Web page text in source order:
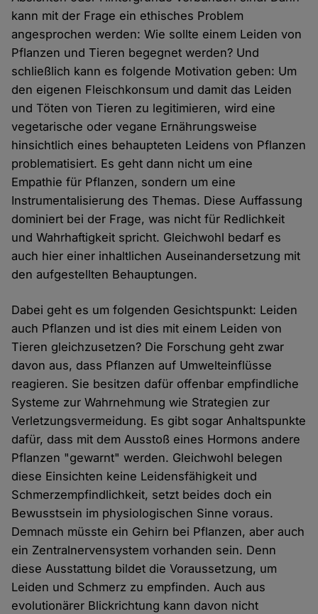
kann mit der Frage ein ethisches Problem
angesprochen werden: Wie sollte einem Leiden von
Pflanzen und Tieren begegnet werden? Und
schließlich kann es folgende Motivation geben: Um
den eigenen Fleischkonsum und damit das Leiden
und Töten von Tieren zu legitimieren, wird eine
vegetarische oder vegane Ernährungsweise
hinsichtlich eines behaupteten Leidens von Pflanzen
problematisiert. Es geht dann nicht um eine
Empathie für Pflanzen, sondern um eine
Instrumentalisierung des Themas. Diese Auffassung
dominiert bei der Frage, was nicht für Redlichkeit
und Wahrhaftigkeit spricht. Gleichwohl bedarf es
auch hier einer inhaltlichen Auseinandersetzung mit
den aufgestellten Behauptungen.
Dabei geht es um folgenden Gesichtspunkt: Leiden
auch Pflanzen und ist dies mit einem Leiden von
Tieren gleichzusetzen? Die Forschung geht zwar
davon aus, dass Pflanzen auf Umwelteinflüsse
reagieren. Sie besitzen dafür offenbar empfindliche
Systeme zur Wahrnehmung wie Strategien zur
Verletzungsvermeidung. Es gibt sogar Anhaltspunkte
dafür, dass mit dem Ausstoß eines Hormons andere
Pflanzen "gewarnt" werden. Gleichwohl belegen
diese Einsichten keine Leidensfähigkeit und
Schmerzempfindlichkeit, setzt beides doch ein
Bewusstsein im physiologischen Sinne voraus.
Demnach müsste ein Gehirn bei Pflanzen, aber auch
ein Zentralnervensystem vorhanden sein. Denn
diese Ausstattung bildet die Voraussetzung, um
Leiden und Schmerz zu empfinden. Auch aus
evolutionärer Blickrichtung kann davon nicht